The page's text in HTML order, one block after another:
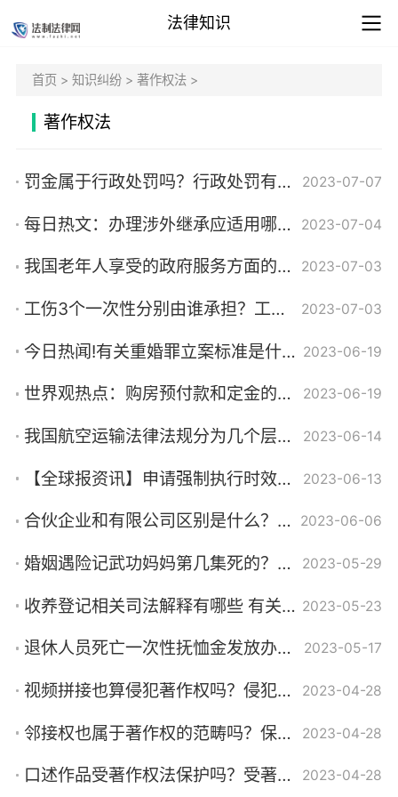
法律知识
首页> 知识纠纷> 著作权法>
著作权法
罚金属于行政处罚吗？行政处罚有哪些种类？|世界最新 2023-07-07
每日热文：办理涉外继承应适用哪个国家的法律？我国处理涉外继承关系的原则是什么？ 2023-07-04
我国老年人享受的政府服务方面的社会优待有哪些？我国老年人有哪些社会福利？ 2023-07-03
工伤3个一次性分别由谁承担？工伤3个一次性具体赔付标准是什么？ 世界快播 2023-07-03
今日热闻!有关重婚罪立案标准是什么？重婚罪量刑标准依据哪条法律？ 2023-06-19
世界观热点：购房预付款和定金的区别是什么？定金和预付款是一回事吗？ 2023-06-19
我国航空运输法律法规分为几个层次？航空运输法律法规怎么分？ 2023-06-14
【全球报资讯】申请强制执行时效是多久？强制执行期限过了怎么办呢？ 2023-06-13
合伙企业和有限公司区别是什么？普通合伙企业对其债务清偿方式是什么？-天天新要闻 2023-06-06
婚姻遇险记武功妈妈第几集死的？婚姻遇险记婉莹和吴迪的结局是什么？ 2023-05-29
收养登记相关司法解释有哪些 有关收养的相关规定有哪些 2023-05-23
退休人员死亡一次性抚恤金发放办法的通知有什么内容？因公牺牲的发放标准是什么？ 2023-05-17
视频拼接也算侵犯著作权吗？侵犯著作权的行为要件有几个呢？ 2023-04-28
邻接权也属于著作权的范畴吗？保护著作权的意义有哪些呢？ 2023-04-28
口述作品受著作权法保护吗？受著作权保护的客体法律是如何规定的呢？ 2023-04-28